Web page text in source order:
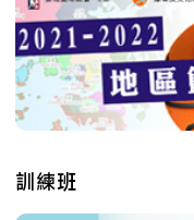
訓練班